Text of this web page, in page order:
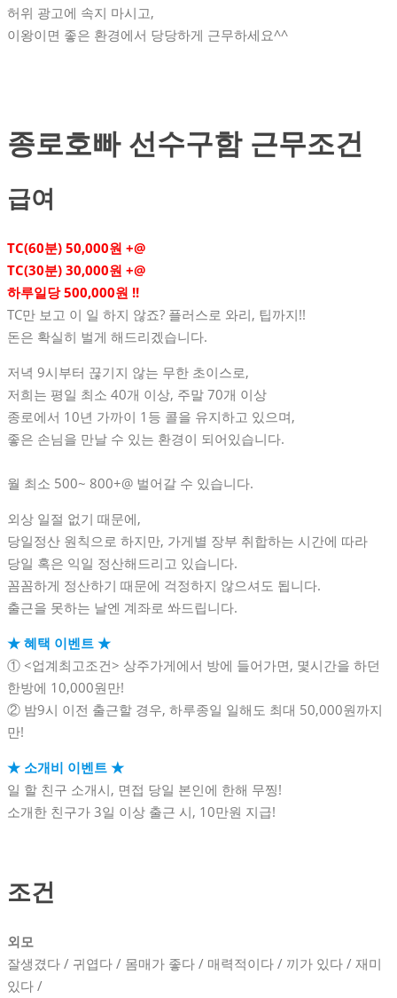
허위 광고에 속지 마시고,
이왕이면 좋은 환경에서 당당하게 근무하세요^^
종로호빠 선수구함 근무조건
급여
TC(60분) 50,000원 +@
TC(30분) 30,000원 +@
하루일당 500,000원 !!
TC만 보고 이 일 하지 않죠? 플러스로 와리, 팁까지!!
돈은 확실히 벌게 해드리겠습니다.
저녁 9시부터 끊기지 않는 무한 초이스로,
저희는 평일 최소 40개 이상, 주말 70개 이상
종로에서 10년 가까이 1등 콜을 유지하고 있으며,
좋은 손님을 만날 수 있는 환경이 되어있습니다.
월 최소 500~ 800+@ 벌어갈 수 있습니다.
외상 일절 없기 때문에,
당일정산 원칙으로 하지만, 가게별 장부 취합하는 시간에 따라
당일 혹은 익일 정산해드리고 있습니다.
꼼꼼하게 정산하기 때문에 걱정하지 않으셔도 됩니다.
출근을 못하는 날엔 계좌로 쏴드립니다.
★ 혜택 이벤트 ★
① <업계최고조건> 상주가게에서 방에 들어가면, 몇시간을 하던
한방에 10,000원만!
② 밤9시 이전 출근할 경우, 하루종일 일해도 최대 50,000원까지
만!
★ 소개비 이벤트 ★
일 할 친구 소개시, 면접 당일 본인에 한해 무찡!
소개한 친구가 3일 이상 출근 시, 10만원 지급!
조건
외모
잘생겼다 / 귀엽다 / 몸매가 좋다 / 매력적이다 / 끼가 있다 / 재미
있다 /